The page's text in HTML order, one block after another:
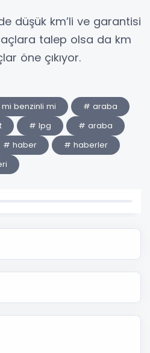
düşük km’li ve garantisi
talep olsa da km
öne çıkıyor.
benzinli mi
# araba
# lpg
# araba
# haber
# haberler